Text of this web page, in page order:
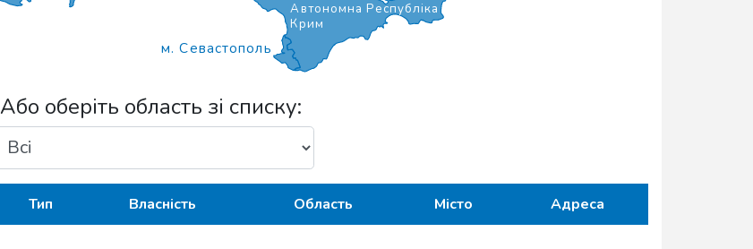
Автономна Республіка
Крим
м. Севастополь
Або оберіть область зі списку:
Тип Власність Область Місто Адреса